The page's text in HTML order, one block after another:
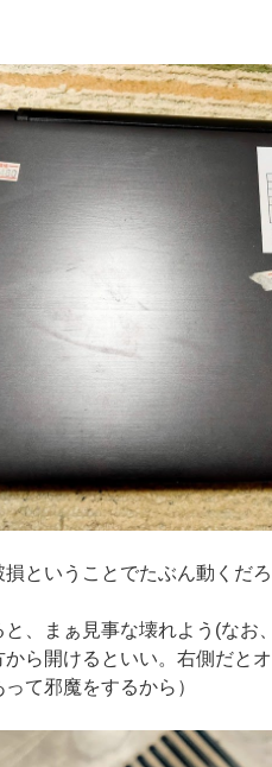
ということでたぶん動くだろ
、まぁ見事な壊れよう(なお
から開けるといい。右側だと
て邪魔をするから）